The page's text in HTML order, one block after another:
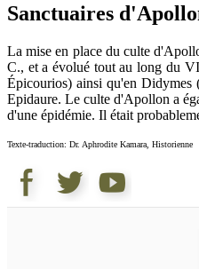
Sanctuaires
La mise en place du culte
C., et a évolué tout au long du
Épicourios) ainsi qu'en Didymes
Epidaure. Le culte d'Apollon a
d'une épidémie. Il était
Texte-traduction: Dr. Aphrodite Kamara, Historienne